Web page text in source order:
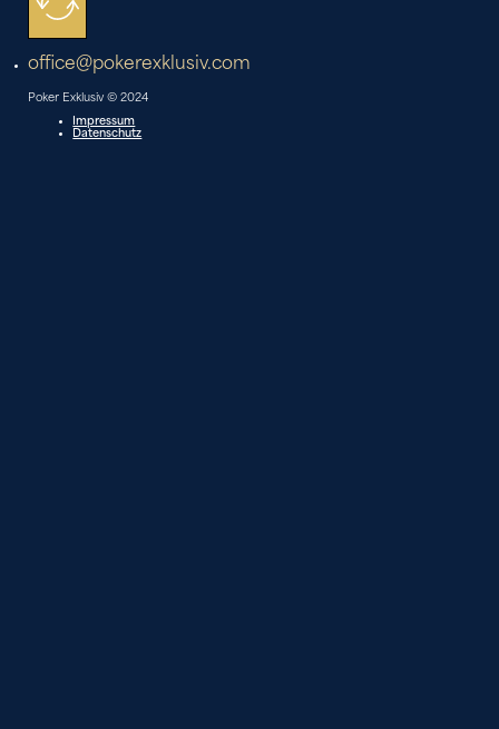
office@pokerexklusiv.com
Poker Exklusiv © 2024
Impressum
Datenschutz